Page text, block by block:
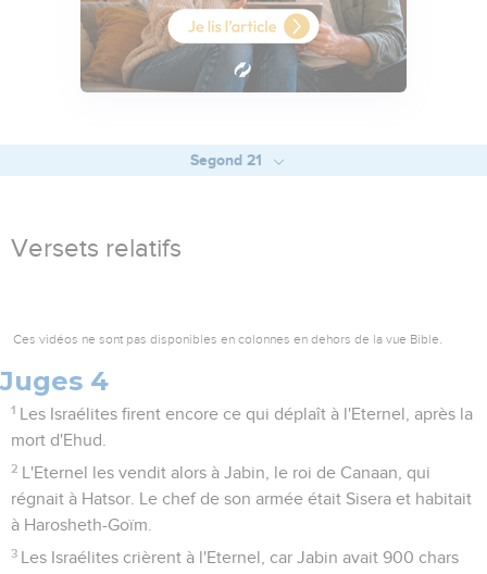
Segond 21
Versets relatifs
Ces vidéos ne sont pas disponibles en colonnes en dehors de la vue Bible.
Juges 4
1
Les Israélites firent encore ce qui déplaît à l'Eternel, après la
mort d'Ehud.
2
L'Eternel les vendit alors à Jabin, le roi de Canaan, qui
régnait à Hatsor. Le chef de son armée était Sisera et habitait
à Harosheth-Goïm.
3
Les Israélites crièrent à l'Eternel, car Jabin avait 900 chars